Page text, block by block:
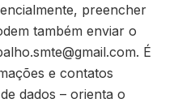
preencher
também enviar o
. É
e contatos
dados – orienta o